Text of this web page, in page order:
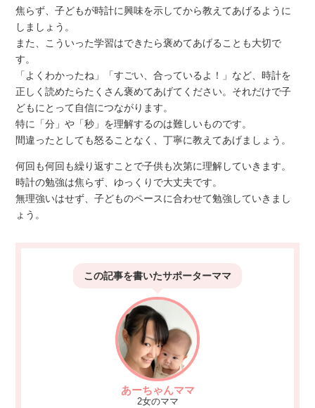
焦らず、子どもが時計に興味を示してから教えてあげるように
しましょう。
また、こういった学習はできたら褒めてあげることも大切で
す。
「よくわかったね」「すごい、合っているよ！」など、時計を
正しく読めたらたくさん褒めてあげてください。それだけで子
どもにとって自信につながります。
特に「分」や「秒」を理解するのは難しいものです。
間違ったとしても怒ることなく、丁寧に教えてあげましょう。
何回も何回も繰り返すことで子供も次第に理解していきます。
時計の勉強は焦らず、ゆっくりで大丈夫です。
無理強いはせず、子どものペースに合わせて勉強していきまし
ょう。
この記事を書いたサポーターママ
あーちゃんママ
2女のママ